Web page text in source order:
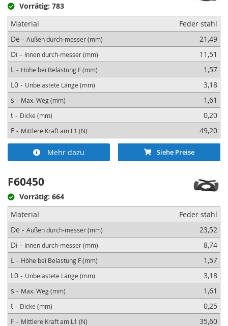
Vorrätig: 783
Material
Feder stahl
De - Außen durch-messer (mm)
21,49
Di - Innen durch-messer (mm)
11,51
L - Höhe bei Belastung F (mm)
1,57
L0 - Unbelastete Länge (mm)
3,18
s - Max. Weg (mm)
1,61
t - Dicke (mm)
0,20
F - Mittlere Kraft am L1 (N) 49,20
Mehr dazu Siehe Preise
F60450
Vorrätig: 664
Material
Feder stahl
De - Außen durch-messer (mm)
23,52
Di - Innen durch-messer (mm)
8,74
L - Höhe bei Belastung F (mm)
1,57
L0 - Unbelastete Länge (mm)
3,18
s - Max. Weg (mm)
1,61
t - Dicke (mm)
0,25
F - Mittlere Kraft am L1 (N) 35,60